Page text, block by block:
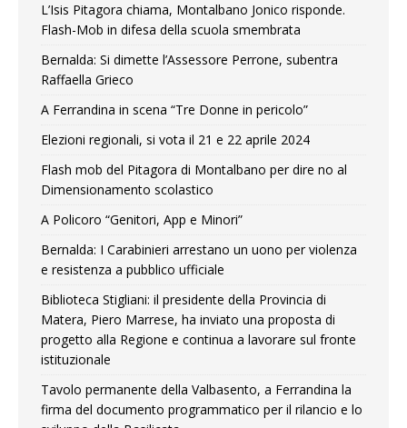
L’Isis Pitagora chiama, Montalbano Jonico risponde.
Flash-Mob in difesa della scuola smembrata
Bernalda: Si dimette l’Assessore Perrone, subentra
Raffaella Grieco
A Ferrandina in scena “Tre Donne in pericolo”
Elezioni regionali, si vota il 21 e 22 aprile 2024
Flash mob del Pitagora di Montalbano per dire no al
Dimensionamento scolastico
A Policoro “Genitori, App e Minori”
Bernalda: I Carabinieri arrestano un uono per violenza
e resistenza a pubblico ufficiale
Biblioteca Stigliani: il presidente della Provincia di
Matera, Piero Marrese, ha inviato una proposta di
progetto alla Regione e continua a lavorare sul fronte
istituzionale
Tavolo permanente della Valbasento, a Ferrandina la
firma del documento programmatico per il rilancio e lo